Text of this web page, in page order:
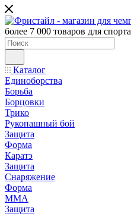
более 7 000 товаров для спорта
Каталог
Единоборства
Борьба
Борцовки
Трико
Рукопашный бой
Защита
Форма
Каратэ
Защита
Снаряжение
Форма
ММА
Защита